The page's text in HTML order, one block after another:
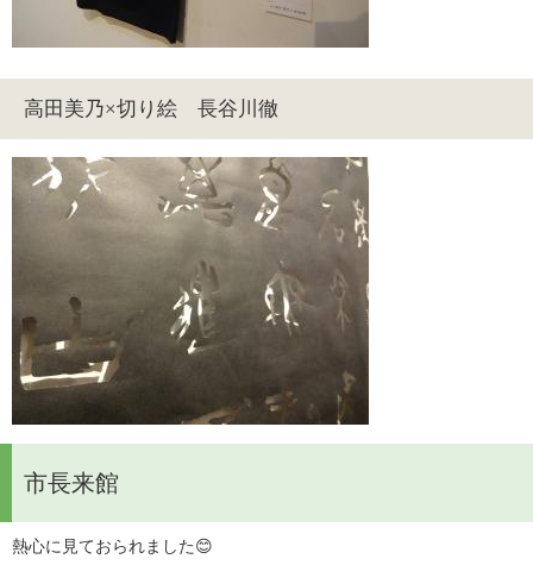
高田美乃×切り絵 長谷川徹
市長来館
熱心に見ておられました😊